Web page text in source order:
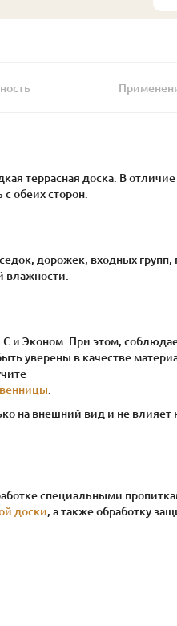
террасная доска. В отличие
обеих сторон.
дорожек, входных групп,
влажности.
и Эконом. При этом,
уверены в качестве
на внешний вид и не влияет
специальными
доски, а также обработку